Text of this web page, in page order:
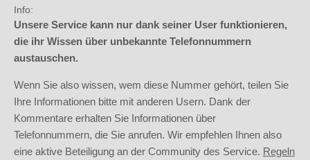
Info:
Unsere Service kann nur dank seiner User funktionieren,
die ihr Wissen über unbekannte Telefonnummern
austauschen.
Wenn Sie also wissen, wem diese Nummer gehört, teilen Sie
Ihre Informationen bitte mit anderen Usern. Dank der
Kommentare erhalten Sie Informationen über
Telefonnummern, die Sie anrufen. Wir empfehlen Ihnen also
eine aktive Beteiligung an der Community des Service. Regeln